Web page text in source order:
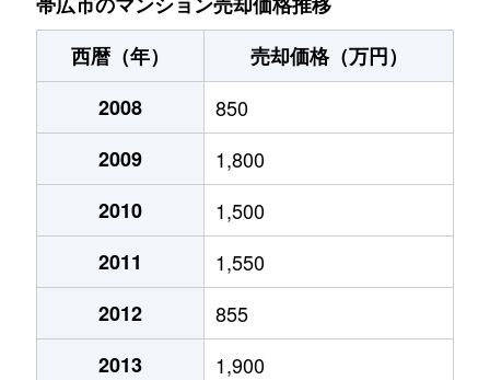
西暦（年）
売却価格（万円）
2008
850
2009
1,800
2010
1,500
2011
1,550
2012
855
2013
1,900